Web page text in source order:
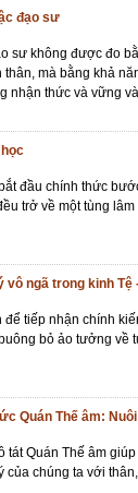
đạo sư
sư không được đo
mà bằng khả
nhận thức và vững
đầu chính thức
trở về một tùng
vô ngã trong kinh Tệ
để tiếp nhận chính
bỏ ảo tưởng về
Quán Thế âm:
tát Quán Thế âm
của chúng ta với